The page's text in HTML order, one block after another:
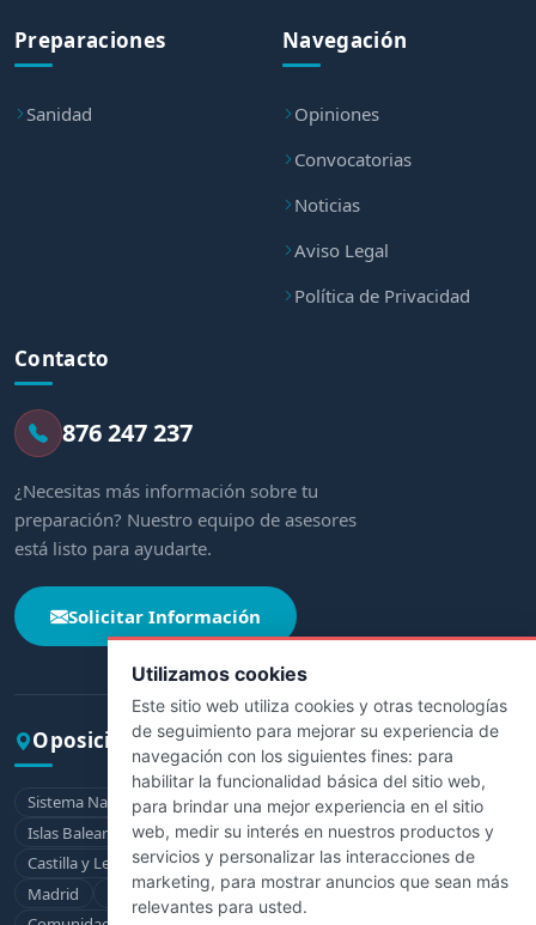
Utilizamos cookies
Este sitio web utiliza cookies y otras tecnologías
de seguimiento para mejorar su experiencia de
navegación con los siguientes fines: para
habilitar la funcionalidad básica del sitio web,
para brindar una mejor experiencia en el sitio
web, medir su interés en nuestros productos y
servicios y personalizar las interacciones de
marketing, para mostrar anuncios que sean más
relevantes para usted.
Preparaciones
Sanidad
Navegación
Opiniones
Convocatorias
Noticias
Aviso Legal
Política de Privacidad
Contacto
876 247 237
¿Necesitas más información sobre tu
preparación? Nuestro equipo de asesores
está listo para ayudarte.
Solicitar Información
Oposiciones por comunidad
Sistema Nacional de Salud Andalucía Aragón
Asturias
Islas Baleares
Canarias Cantabria
Castilla-La Mancha
Castilla y León
Cataluña Extremadura Galicia
La Rioja
Madrid
Murcia Navarra
País Vasco